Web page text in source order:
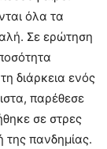
όλα τα
Σε ερώτηση
διάρκεια ενός
παρέθεσε
σε στρες
πανδημίας.